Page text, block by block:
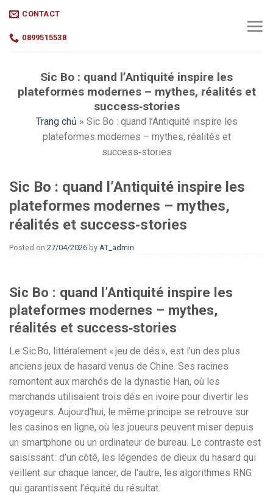
content
CONTACT
0899515538
Sic Bo : quand l’Antiquité inspire les
plateformes modernes – mythes, réalités et
success‑stories
Trang chủ » Sic Bo : quand l’Antiquité inspire les
plateformes modernes – mythes, réalités et
success‑stories
Sic Bo : quand l’Antiquité inspire les
plateformes modernes – mythes,
réalités et success‑stories
Posted on 27/04/2026 by AT_admin
Sic Bo : quand l’Antiquité inspire les
plateformes modernes – mythes,
réalités et success‑stories
Le Sic Bo, littéralement « jeu de dés », est l’un des plus
anciens jeux de hasard venus de Chine. Ses racines
remontent aux marchés de la dynastie Han, où les
marchands utilisaient trois dés en ivoire pour divertir les
voyageurs. Aujourd’hui, le même principe se retrouve sur
les casinos en ligne, où les joueurs peuvent miser depuis
un smartphone ou un ordinateur de bureau. Le contraste est
saisissant : d’un côté, les légendes de dieux du hasard qui
veillent sur chaque lancer, de l’autre, les algorithmes RNG
qui garantissent l’équité du résultat.